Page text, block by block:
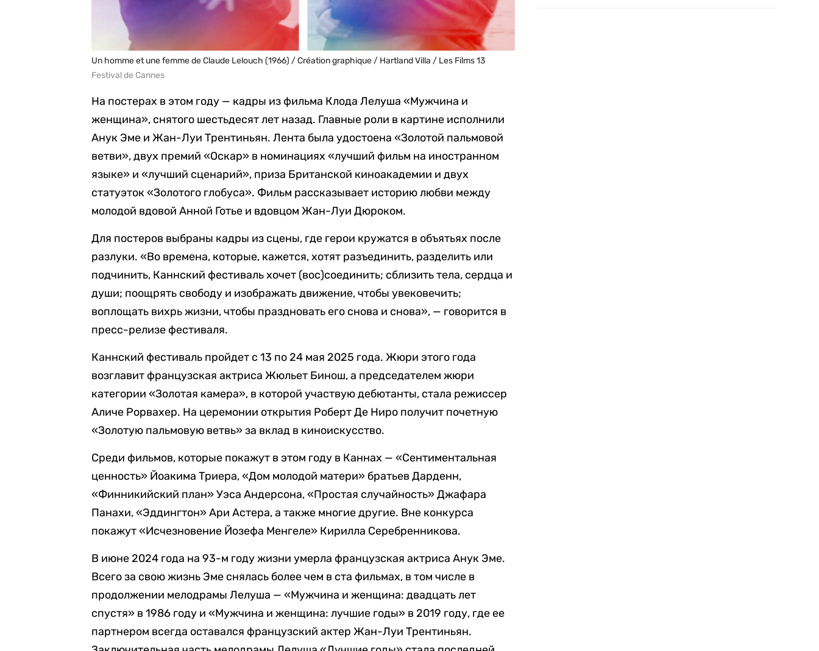
Un homme et une femme de Claude Lelouch (1966) / Création graphique / Hartland Villa / Les Films 13
Festival de Cannes
На постерах в этом году — кадры из фильма Клода Лелуша «Мужчина и
женщина», снятого шестьдесят лет назад. Главные роли в картине исполнили
Анук Эме и Жан-Луи Трентиньян. Лента была удостоена «Золотой пальмовой
ветви», двух премий «Оскар» в номинациях «лучший фильм на иностранном
языке» и «лучший сценарий», приза Британской киноакадемии и двух
статуэток «Золотого глобуса». Фильм рассказывает историю любви между
молодой вдовой Анной Готье и вдовцом Жан-Луи Дюроком.
Для постеров выбраны кадры из сцены, где герои кружатся в объятьях после
разлуки. «Во времена, которые, кажется, хотят разъединить, разделить или
подчинить, Каннский фестиваль хочет (вос)соединить; сблизить тела, сердца и
души; поощрять свободу и изображать движение, чтобы увековечить;
воплощать вихрь жизни, чтобы праздновать его снова и снова», — говорится в
пресс-релизе фестиваля.
Каннский фестиваль пройдет с 13 по 24 мая 2025 года. Жюри этого года
возглавит французская актриса Жюльет Бинош, а председателем жюри
категории «Золотая камера», в которой участвую дебютанты, стала режиссер
Аличе Рорвахер. На церемонии открытия Роберт Де Ниро получит почетную
«Золотую пальмовую ветвь» за вклад в киноискусство.
Среди фильмов, которые покажут в этом году в Каннах — «Сентиментальная
ценность» Йоакима Триера, «Дом молодой матери» братьев Дарденн,
«Финникийский план» Уэса Андерсона, «Простая случайность» Джафара
Панахи, «Эддингтон» Ари Астера, а также многие другие. Вне конкурса
покажут «Исчезновение Йозефа Менгеле» Кирилла Серебренникова.
В июне 2024 года на 93-м году жизни умерла французская актриса Анук Эме.
Всего за свою жизнь Эме снялась более чем в ста фильмах, в том числе в
продолжении мелодрамы Лелуша — «Мужчина и женщина: двадцать лет
спустя» в 1986 году и «Мужчина и женщина: лучшие годы» в 2019 году, где ее
партнером всегда оставался французский актер Жан-Луи Трентиньян.